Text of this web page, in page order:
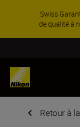
Swiss
de qualité à
Retour à